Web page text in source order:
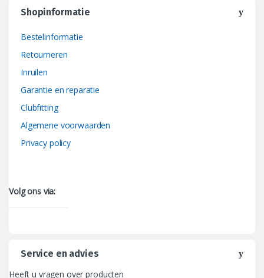
Shopinformatie
Bestelinformatie
Retourneren
Inruilen
Garantie en reparatie
Clubfitting
Algemene voorwaarden
Privacy policy
Volg ons via:
Service en advies
Heeft u vragen over producten